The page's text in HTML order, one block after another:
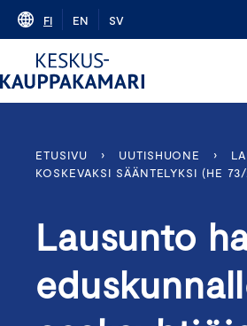
Skip
content
FI EN SV
ETUSIVU › UUTISHUONE ›
KOSKEVAKSI SÄÄNTELYKSI (HE
Lausunto